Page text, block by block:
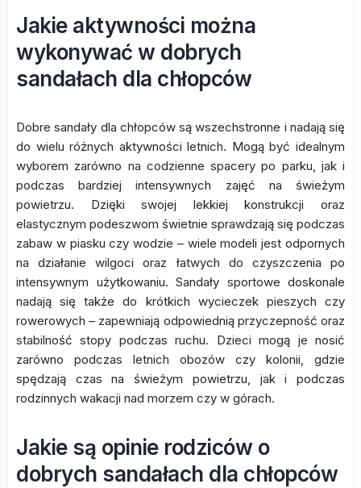
Jakie aktywności można
wykonywać w dobrych
sandałach dla chłopców
Dobre sandały dla chłopców są wszechstronne i nadają się
do wielu różnych aktywności letnich. Mogą być idealnym
wyborem zarówno na codzienne spacery po parku, jak i
podczas bardziej intensywnych zajęć na świeżym
powietrzu. Dzięki swojej lekkiej konstrukcji oraz
elastycznym podeszwom świetnie sprawdzają się podczas
zabaw w piasku czy wodzie – wiele modeli jest odpornych
na działanie wilgoci oraz łatwych do czyszczenia po
intensywnym użytkowaniu. Sandały sportowe doskonale
nadają się także do krótkich wycieczek pieszych czy
rowerowych – zapewniają odpowiednią przyczepność oraz
stabilność stopy podczas ruchu. Dzieci mogą je nosić
zarówno podczas letnich obozów czy kolonii, gdzie
spędzają czas na świeżym powietrzu, jak i podczas
rodzinnych wakacji nad morzem czy w górach.
Jakie są opinie rodziców o
dobrych sandałach dla chłopców